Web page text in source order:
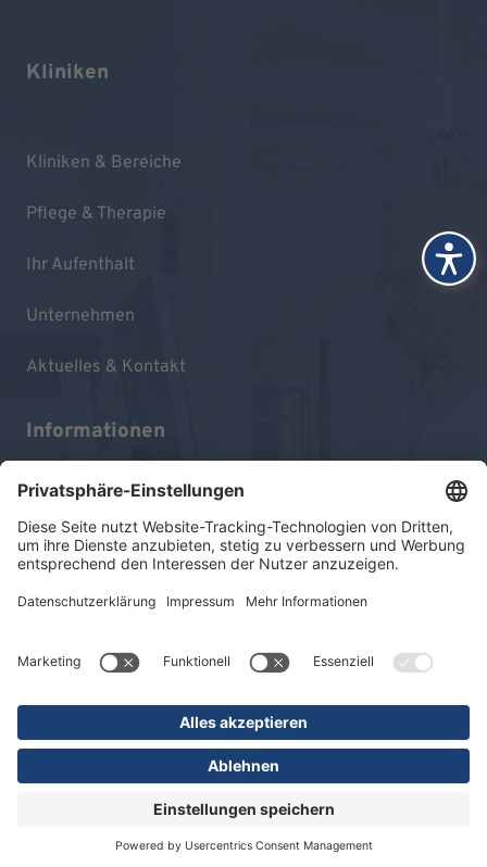
Kliniken
Kliniken & Bereiche
Pflege & Therapie
Ihr Aufenthalt
Unternehmen
Aktuelles & Kontakt
Informationen
Impressum
Datenschutz
Sitemap
© 2026 KLINIKEN DR. ERLER